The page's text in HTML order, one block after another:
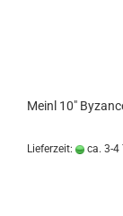
Meinl 10"
Lieferzeit: ca. 3-4